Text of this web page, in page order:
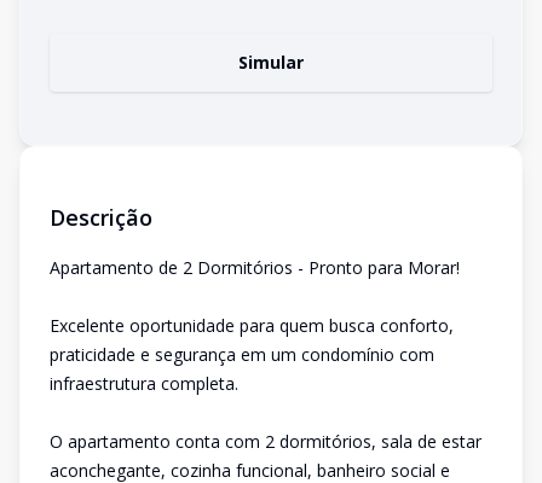
Simular
Descrição
Apartamento de 2 Dormitórios - Pronto para Morar!
Excelente oportunidade para quem busca conforto,
praticidade e segurança em um condomínio com
infraestrutura completa.
O apartamento conta com 2 dormitórios, sala de estar
aconchegante, cozinha funcional, banheiro social e